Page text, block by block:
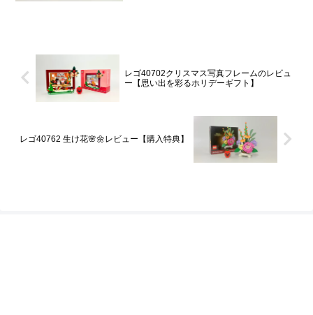
レゴ40702クリスマス写真フレームのレビュ
ー【思い出を彩るホリデーギフト】
レゴ40762 生け花🌸🌼レビュー【購入特典】